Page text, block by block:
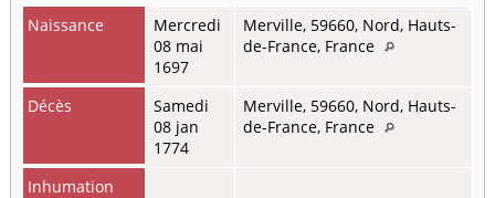
Naissance
Mercredi
08 mai
1697
Merville, 59660, Nord, Hauts-
de-France, France
Décès
Samedi
08 jan
1774
Merville, 59660, Nord, Hauts-
de-France, France
Inhumation